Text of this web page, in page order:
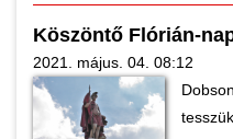
Köszöntő Flórián-
2021. május. 04. 08:12